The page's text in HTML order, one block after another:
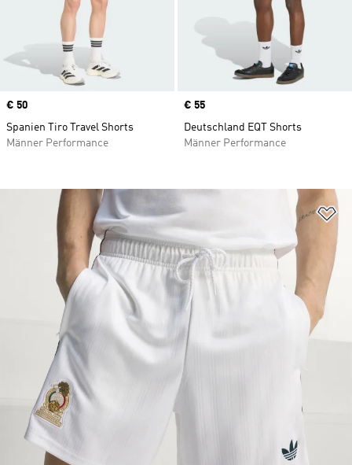
Price
€ 50
Spanien Tiro Travel Shorts
Männer Performance
Price
€ 55
Deutschland EQT Shorts
Männer Performance